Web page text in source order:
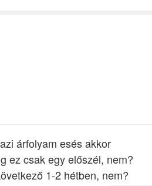
árfolyam esés akkor
ez csak egy előszél, nem?
1-2 hétben, nem?